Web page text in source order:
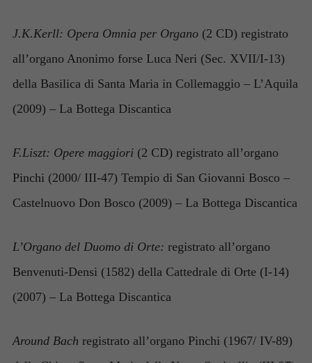
J.K.Kerll: Opera Omnia per Organo (2 CD) registrato
all’organo Anonimo forse Luca Neri (Sec. XVII/I-13)
della Basilica di Santa Maria in Collemaggio – L’Aquila
(2009) – La Bottega Discantica
F.Liszt: Opere maggiori (2 CD) registrato all’organo
Pinchi (2000/ III-47) Tempio di San Giovanni Bosco –
Castelnuovo Don Bosco (2009) – La Bottega Discantica
L’Organo del Duomo di Orte: registrato all’organo
Benvenuti-Densi (1582) della Cattedrale di Orte (I-14)
(2007) – La Bottega Discantica
Around Bach registrato all’organo Pinchi (1967/ IV-89)
del sito web.
Statistiche
migliorare
la
funzionalità
struttura del
all'utilizzo
stesso.
Per consentire